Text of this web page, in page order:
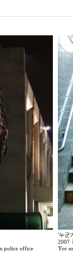
police office
'누군
2007
'For